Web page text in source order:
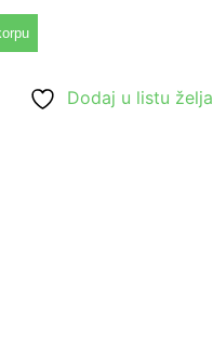
Dodaj u listu želja